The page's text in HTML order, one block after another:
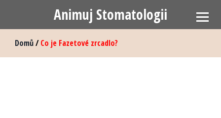
Animuj Stomatologii
Domů/Co je Fazetové zrcadlo?